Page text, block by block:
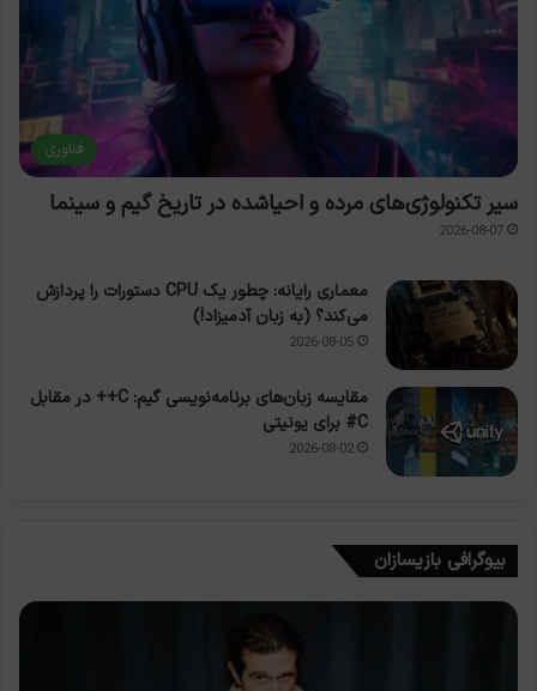
فناوری
سیر تکنولوژی‌های مرده و احیاشده در تاریخ گیم و سینما
2026-08-07
معماری رایانه: چطور یک CPU دستورات را پردازش
می‌کند؟ (به زبان آدمیزاد!)
2026-08-05
مقایسه زبان‌های برنامه‌نویسی گیم: C++ در مقابل
C# برای یونیتی
2026-08-02
بیوگرافی بازیسازان